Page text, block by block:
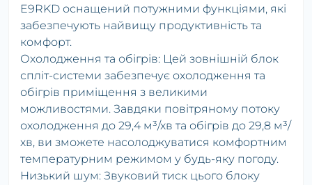
E9RKD оснащений потужними функціями, які
забезпечують найвищу продуктивність та
комфорт.
Охолодження та обігрів: Цей зовнішній блок
спліт-системи забезпечує охолодження та
обігрів приміщення з великими
можливостями. Завдяки повітряному потоку
охолодження до 29,4 м³/хв та обігрів до 29,8 м³/
хв, ви зможете насолоджуватися комфортним
температурним режимом у будь-яку погоду.
Низький шум: Звуковий тиск цього блоку